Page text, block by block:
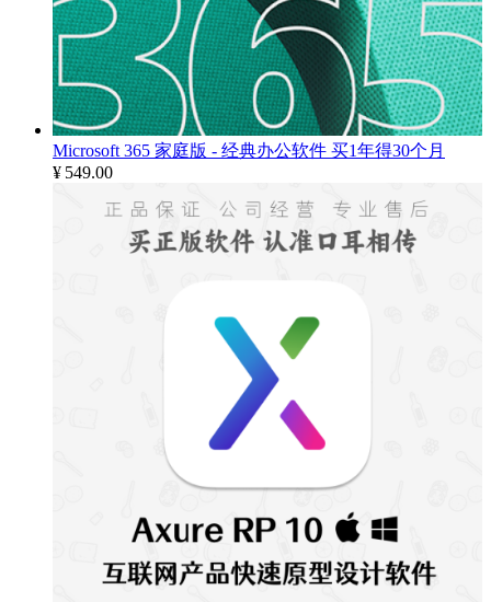
Microsoft 365 家庭版 - 经典办公软件 买1年得30个月
¥ 549.00